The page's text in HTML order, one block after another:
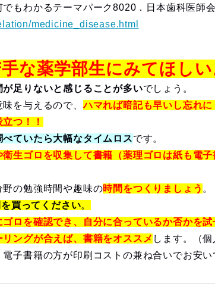
もわかるテーマパーク8020．日本歯科医師会
medicine_disease.html
な薬学部生にみてほしい
足りないと感じることが多いでしょう。
を与えるので、ハマれば暗記も早いし忘れに
つ！！
べていたら大幅なタイムロスです。
生ゴロを収集して書籍（薬理ゴロは紙も電子
野の勉強時間や趣味の時間をつくりましょう 。
買ってください。
ロを確認でき、自分に合っているか否かを試
リングが合えば、書籍をオススメ します。（
子書籍の方が印刷コストの兼ね合いでお安い